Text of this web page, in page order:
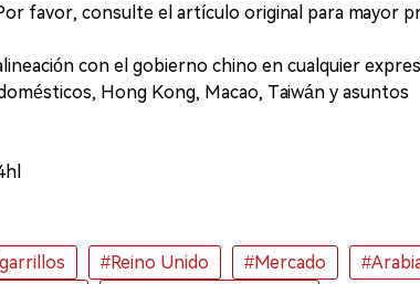
favor, consulte el artículo original para mayor
con el gobierno chino en cualquier
Hong Kong, Macao, Taiwán y asuntos
#Reino Unido #Mercado